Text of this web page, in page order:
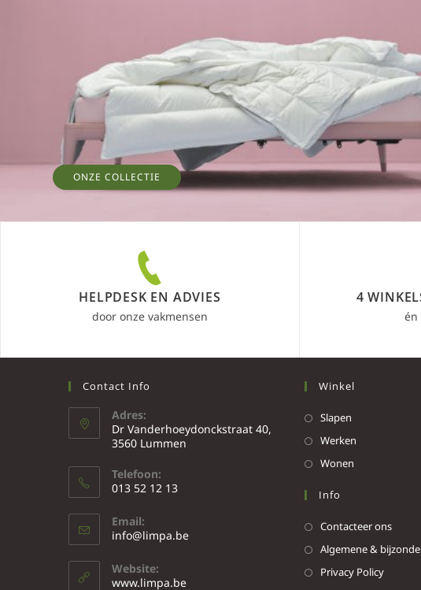
ONZE COLLECTIE
HELPDESK EN ADVIES
door onze vakmensen
4
én
Contact Info
Adres:
Dr Vanderhoeydonckstraat 40,
3560 Lummen
Telefoon:
013 52 12 13
Email:
info@limpa.be
Website:
www.limpa.be
Winkel
Slapen
Werken
Wonen
Info
Contacteer ons
Algemene &
Privacy Policy